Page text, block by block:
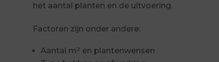
het aantal planten en de uitvoering.
Factoren zijn onder andere:
Aantal m² en plantenwensen